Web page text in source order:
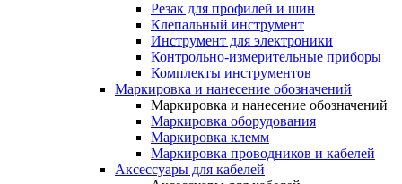
Резак для профилей и шин
Клепальный инструмент
Инструмент для электроники
Контрольно-измерительные приборы
Комплекты инструментов
Маркировка и нанесение обозначений
Маркировка и нанесение обозначений
Маркировка оборудования
Маркировка клемм
Маркировка проводников и кабелей
Аксессуары для кабелей